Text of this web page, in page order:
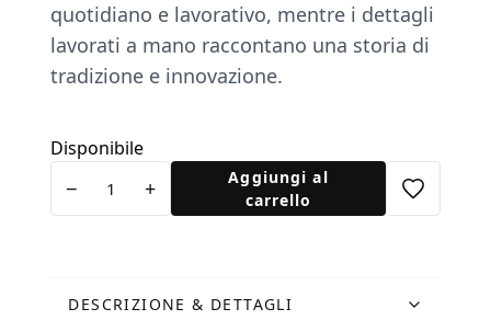
quotidiano e lavorativo, mentre i dettagli
lavorati a mano raccontano una storia di
tradizione e innovazione.
Disponibile
Colonna
Fucsia
− +
Aggiungi al
carrello
DESCRIZIONE & DETTAGLI